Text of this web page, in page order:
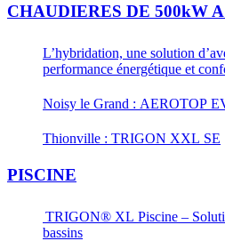
CHAUDIERES DE 500kW
L’hybridation, une solution
performance énergétique et
Noisy le Grand : AEROTOP
Thionville : TRIGON XXL SE
PISCINE
TRIGON® XL Piscine –
bassins